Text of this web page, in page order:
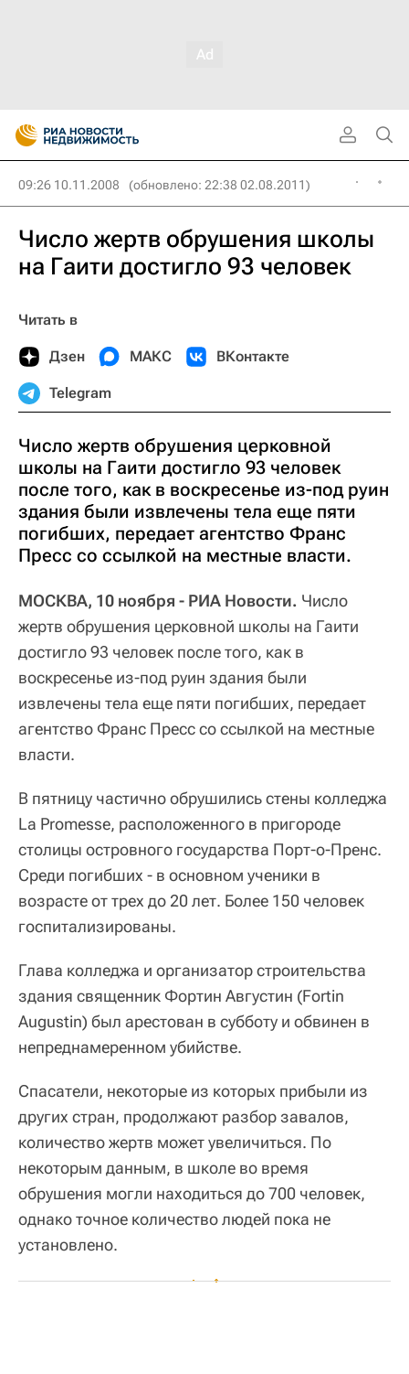
09:26 10.11.2008 (обновлено: 22:38 02.08.2011)
Число жертв обрушения школы
на Гаити достигло 93 человек
Читать в
Дзен МАКС ВКонтакте
Telegram
Число жертв обрушения церковной
школы на Гаити достигло 93 человек
после того, как в воскресенье из-под руин
здания были извлечены тела еще пяти
погибших, передает агентство Франс
Пресс со ссылкой на местные власти.
МОСКВА, 10 ноября - РИА Новости. Число
жертв обрушения церковной школы на Гаити
достигло 93 человек после того, как в
воскресенье из-под руин здания были
извлечены тела еще пяти погибших, передает
агентство Франс Пресс со ссылкой на местные
власти.
В пятницу частично обрушились стены колледжа
La Promesse, расположенного в пригороде
столицы островного государства Порт-о-Пренс.
Среди погибших - в основном ученики в
возрасте от трех до 20 лет. Более 150 человек
госпитализированы.
Глава колледжа и организатор строительства
здания священник Фортин Августин (Fortin
Augustin) был арестован в субботу и обвинен в
непреднамеренном убийстве.
Спасатели, некоторые из которых прибыли из
других стран, продолжают разбор завалов,
количество жертв может увеличиться. По
некоторым данным, в школе во время
обрушения могли находиться до 700 человек,
однако точное количество людей пока не
установлено.